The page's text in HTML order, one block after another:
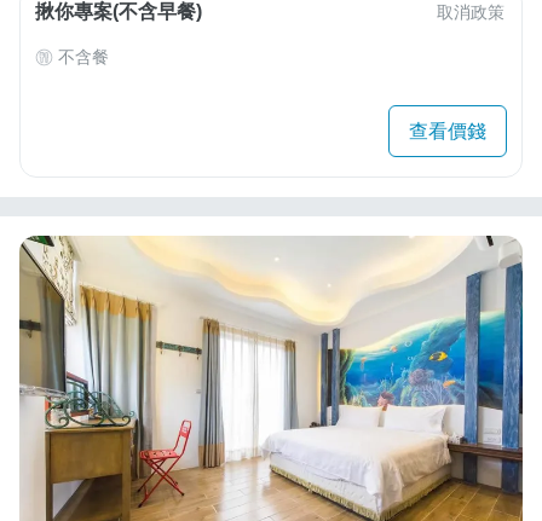
揪你專案(不含早餐) 取消政策
不含餐
查看價錢